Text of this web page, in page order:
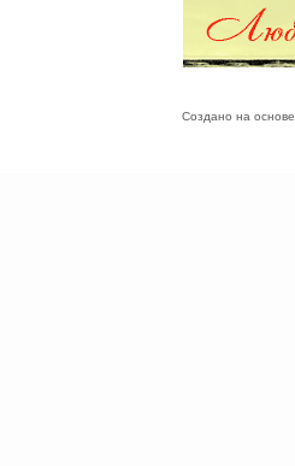
Создано на основе